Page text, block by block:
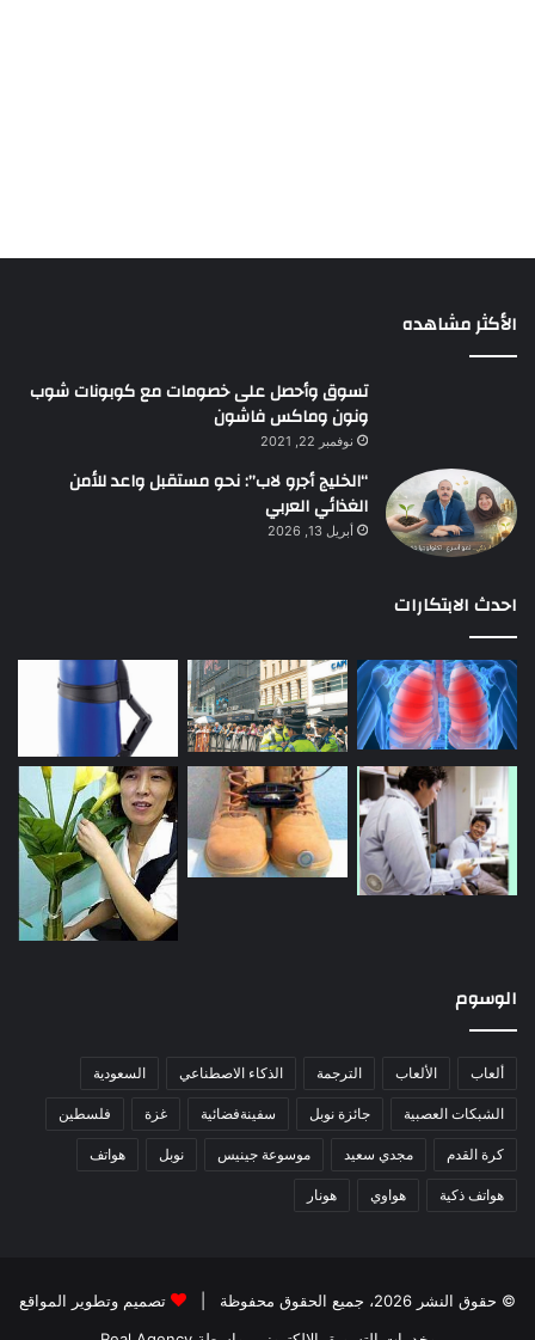
الأكثر مشاهده
تسوق وأحصل على خصومات مع كوبونات شوب
ونون وماكس فاشون
نوفمبر 22, 2021
“الخليج أجرو لاب”: نحو مستقبل واعد للأمن
الغذائي العربي
أبريل 13, 2026
احدث الابتكارات
الوسوم
ألعاب الألعاب الترجمة الذكاء الاصطناعي السعودية
الشبكات العصبية جائزة نوبل سفينةفضائية غزة فلسطين
كرة القدم مجدي سعيد موسوعة جينيس نوبل هواتف
هواتف ذكية هواوي هونار
© حقوق النشر 2026، جميع الحقوق محفوظة |
تصميم وتطوير المواقع